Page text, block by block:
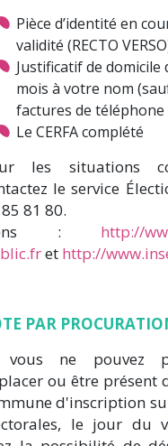
Pièce d’identité en
validité (RECTO
Justificatif de domicile
mois à votre nom
factures de téléphone
Le CERFA complété
les situations
le service
81 80.
: http://
et http://
PAR
vous ne pouvez
ou être présent
d'inscription
le jour du